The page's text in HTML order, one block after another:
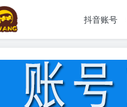
抖音账号